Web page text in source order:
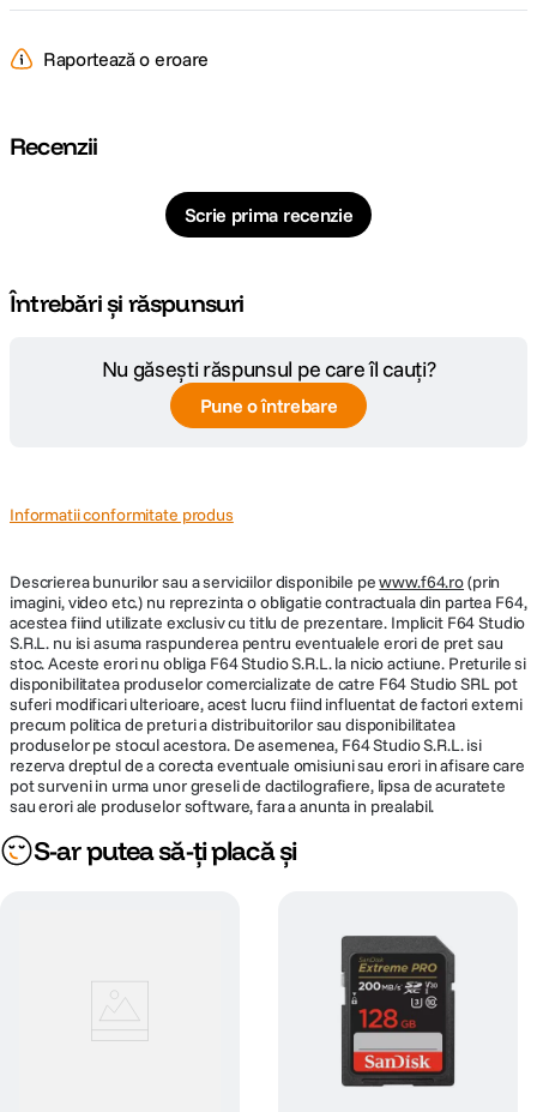
Raportează o eroare
Recenzii
Scrie prima recenzie
Întrebări și răspunsuri
Nu găsești răspunsul pe care îl cauți?
Pune o întrebare
Informatii conformitate produs
Descrierea bunurilor sau a serviciilor disponibile pewww.f64.ro(prin
imagini, video etc.) nu reprezinta o obligatie contractuala din partea F64,
acestea fiind utilizate exclusiv cu titlu de prezentare. Implicit F64 Studio
S.R.L. nu isi asuma raspunderea pentru eventualele erori de pret sau
stoc. Aceste erori nu obliga F64 Studio S.R.L. la nicio actiune. Preturile si
disponibilitatea produselor comercializate de catre F64 Studio SRL pot
suferi modificari ulterioare, acest lucru fiind influentat de factori externi
precum politica de preturi a distribuitorilor sau disponibilitatea
produselor pe stocul acestora. De asemenea, F64 Studio S.R.L. isi
rezerva dreptul de a corecta eventuale omisiuni sau erori in afisare care
pot surveni in urma unor greseli de dactilografiere, lipsa de acuratete
sau erori ale produselor software, fara a anunta in prealabil.
S-ar putea să-ți placă și